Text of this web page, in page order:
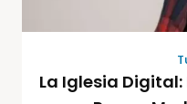
La Iglesia